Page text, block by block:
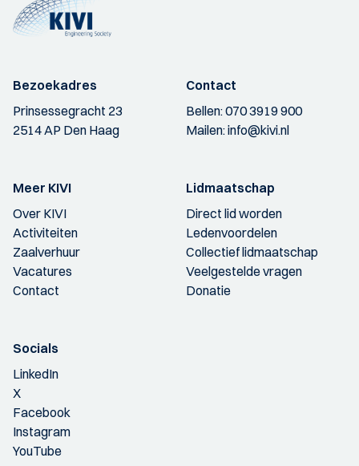
Bezoekadres
Prinsessegracht 23
2514 AP Den Haag
Contact
Bellen:070 3919 900
Mailen:info@kivi.nl
Meer KIVI
Over KIVI
Activiteiten
Zaalverhuur
Vacatures
Contact
Lidmaatschap
Direct lid worden
Ledenvoordelen
Collectief lidmaatschap
Veelgestelde vragen
Donatie
Socials
LinkedIn
X
Facebook
Instagram
YouTube